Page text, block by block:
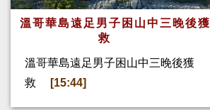
溫哥華島遠足男子困山中三晚後獲
救
溫哥華島遠足男子困山中三晚後獲
救
[15:44]